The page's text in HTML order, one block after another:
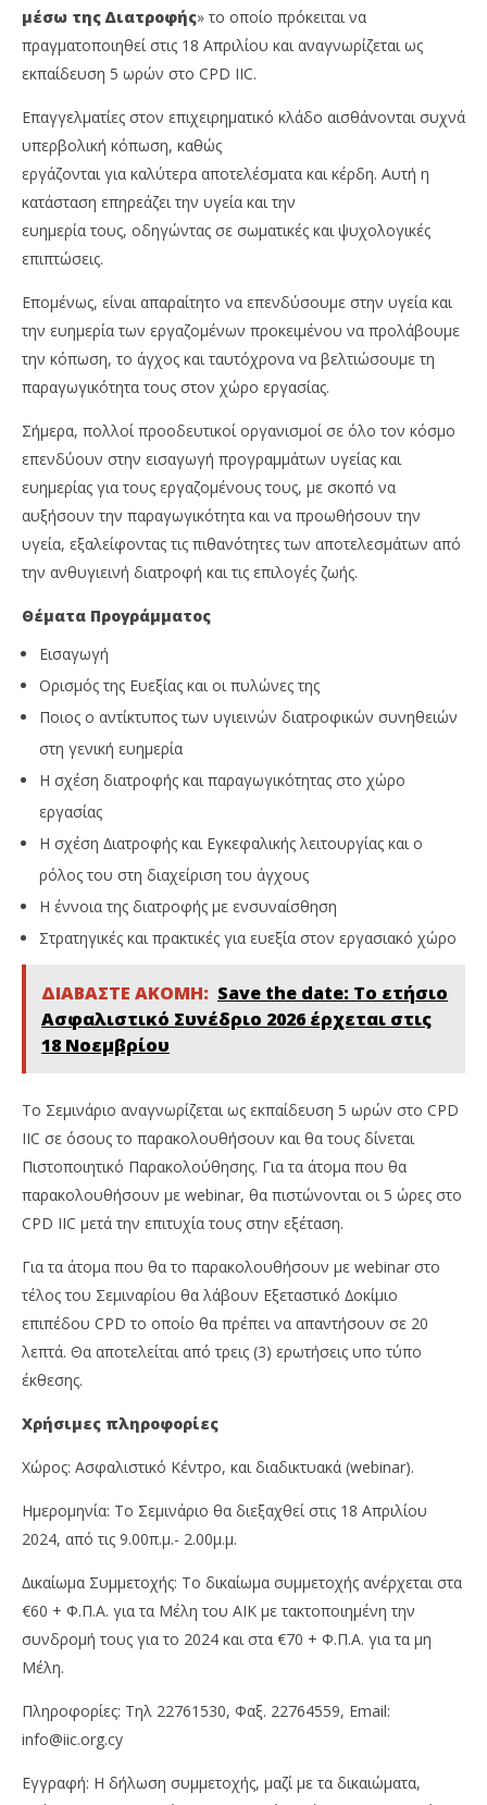
NOW VIEWING
Νέο σεμινάριο του Ασφαλιστικού Ινστιτούτου:
Ευεξία στον εργασιακό χώρο
3
Απριλίου,
2024
Cyprus
Insurance
Team
µέσω της ∆ιατροφής» το οποίο πρόκειται να
πραγματοποιηθεί στις 18 Απριλίου και αναγνωρίζεται ως
εκπαίδευση 5 ωρών στο CPD IIC.
Επαγγελµατίες στον επιχειρηµατικό κλάδο αισθάνονται συχνά
υπερβολική κόπωση, καθώς
εργάζονται για καλύτερα αποτελέσµατα και κέρδη. Αυτή η
κατάσταση επηρεάζει την υγεία και την
ευηµερία τους, οδηγώντας σε σωµατικές και ψυχολογικές
επιπτώσεις.
Εποµένως, είναι απαραίτητο να επενδύσουµε στην υγεία και
την ευηµερία των εργαζοµένων προκειµένου να προλάβουµε
την κόπωση, το άγχος και ταυτόχρονα να βελτιώσουµε τη
παραγωγικότητα τους στον χώρο εργασίας.
Σήµερα, πολλοί προοδευτικοί οργανισµοί σε όλο τον κόσµο
επενδύουν στην εισαγωγή προγραµµάτων υγείας και
ευηµερίας για τους εργαζοµένους τους, µε σκοπό να
αυξήσουν την παραγωγικότητα και να προωθήσουν την
υγεία, εξαλείφοντας τις πιθανότητες των αποτελεσµάτων από
την ανθυγιεινή διατροφή και τις επιλογές ζωής.
Θέµατα Προγράµµατος
Εισαγωγή
Ορισµός της Ευεξίας και οι πυλώνες της
Ποιος ο αντίκτυπος των υγιεινών διατροφικών συνηθειών
στη γενική ευηµερία
Η σχέση διατροφής και παραγωγικότητας στο χώρο
εργασίας
Η σχέση ∆ιατροφής και Εγκεφαλικής λειτουργίας και ο
ρόλος του στη διαχείριση του άγχους
Η έννοια της διατροφής µε ενσυναίσθηση
Στρατηγικές και πρακτικές για ευεξία στον εργασιακό χώρο
ΔΙΑΒΑΣΤΕ ΑΚΟΜΗ: Save the date: Το ετήσιο
Ασφαλιστικό Συνέδριο 2026 έρχεται στις
18 Νοεμβρίου
Το Σεµινάριο αναγνωρίζεται ως εκπαίδευση 5 ωρών στο CPD
IIC σε όσους τo παρακολουθήσουν και θα τους δίνεται
Πιστοποιητικό Παρακολούθησης. Για τα άτοµα που θα
παρακολουθήσουν µε webinar, θα πιστώνονται οι 5 ώρες στο
CPD IIC µετά την επιτυχία τους στην εξέταση.
Για τα άτοµα που θα το παρακολουθήσουν µε webinar στο
τέλος του Σεµιναρίου θα λάβουν Εξεταστικό ∆οκίµιο
επιπέδου CPD το οποίο θα πρέπει να απαντήσουν σε 20
λεπτά. Θα αποτελείται από τρεις (3) ερωτήσεις υπο τύπο
έκθεσης.
Χρήσιµες πληροφορίες
Xώρος: Ασφαλιστικό Κέντρο, και διαδικτυακά (webinar).
Ηµεροµηνία: Το Σεµινάριο θα διεξαχθεί στις 18 Απριλίου
2024, από τις 9.00π.µ.- 2.00µ.µ.
∆ικαίωµα Συµµετοχής: Το δικαίωµα συµµετοχής ανέρχεται στα
€60 + Φ.Π.Α. για τα Μέλη του ΑΙΚ µε τακτοποιηµένη την
συνδροµή τους για το 2024 και στα €70 + Φ.Π.Α. για τα µη
Μέλη.
Πληροφορίες: Τηλ 22761530, Φαξ. 22764559, Εmail:
info@iic.org.cy
Εγγραφή: Η δήλωση συµµετοχής, µαζί µε τα δικαιώµατα,